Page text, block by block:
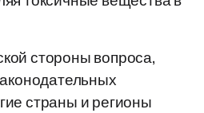
стороны вопроса,
страны и регионы